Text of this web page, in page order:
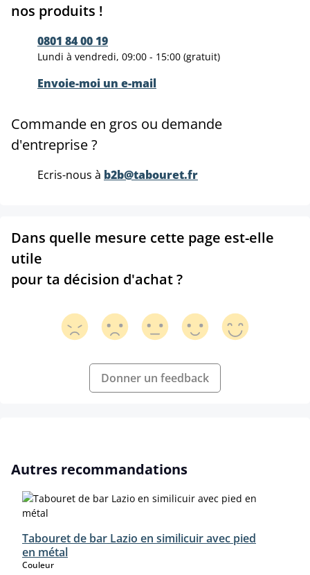
nos produits !
0801 84 00 19
Lundi à vendredi, 09:00 - 15:00 (gratuit)
Envoie-moi un e-mail
Commande en gros ou demande
d'entreprise ?
Ecris-nous à b2b@tabouret.fr
Dans quelle mesure cette page est-elle
utile
pour ta décision d'achat ?
Donner un feedback
Ignorer la galerie de produits
Autres recommandations
Tabouret de bar Lazio en similicuir avec pied
en métal
Couleurselect